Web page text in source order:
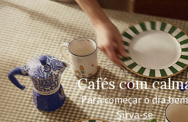
Cafés com
Para começar o dia bem
Sirva-se